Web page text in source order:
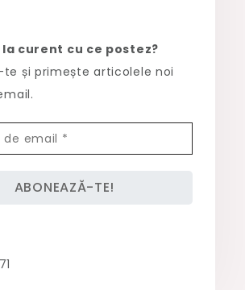
curent cu ce postez?
te și primește articolele noi